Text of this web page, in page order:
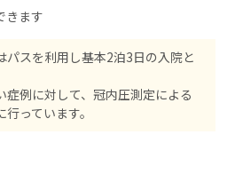
パスを利用し基本2泊3日の入院と
症例に対して、冠内圧測定による
っています。